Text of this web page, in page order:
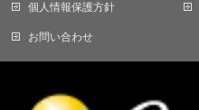
個人情報保護方針
お問い合わせ